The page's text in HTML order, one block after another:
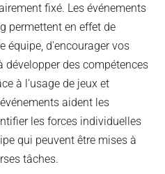
fixé. Les événements
permettent en effet de
équipe, d'encourager vos
développer des compétences
à l'usage de jeux et
aident les
les forces individuelles
qui peuvent être mises à
tâches.